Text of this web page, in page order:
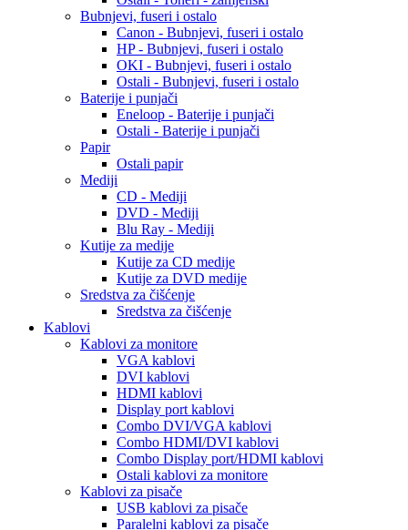
Bubnjevi, fuseri i ostalo
Canon - Bubnjevi, fuseri i ostalo
HP - Bubnjevi, fuseri i ostalo
OKI - Bubnjevi, fuseri i ostalo
Ostali - Bubnjevi, fuseri i ostalo
Baterije i punjači
Eneloop - Baterije i punjači
Ostali - Baterije i punjači
Papir
Ostali papir
Mediji
CD - Mediji
DVD - Mediji
Blu Ray - Mediji
Kutije za medije
Kutije za CD medije
Kutije za DVD medije
Sredstva za čišćenje
Sredstva za čišćenje
Kablovi
Kablovi za monitore
VGA kablovi
DVI kablovi
HDMI kablovi
Display port kablovi
Combo DVI/VGA kablovi
Combo HDMI/DVI kablovi
Combo Display port/HDMI kablovi
Ostali kablovi za monitore
Kablovi za pisače
USB kablovi za pisače
Paralelni kablovi za pisače